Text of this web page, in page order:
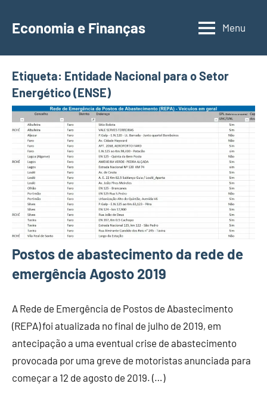
para
conteúdo
Economia e Finanças
Depósitos
IRS,
Finanças
Pessoais,
Calendários
Menu
Etiqueta: Entidade Nacional para o Setor
Energético (ENSE)
Postos de abastecimento da rede de
emergência Agosto 2019
A Rede de Emergência de Postos de Abastecimento
(REPA) foi atualizada no final de julho de 2019, em
antecipação a uma eventual crise de abastecimento
provocada por uma greve de motoristas anunciada para
começar a 12 de agosto de 2019. (…)